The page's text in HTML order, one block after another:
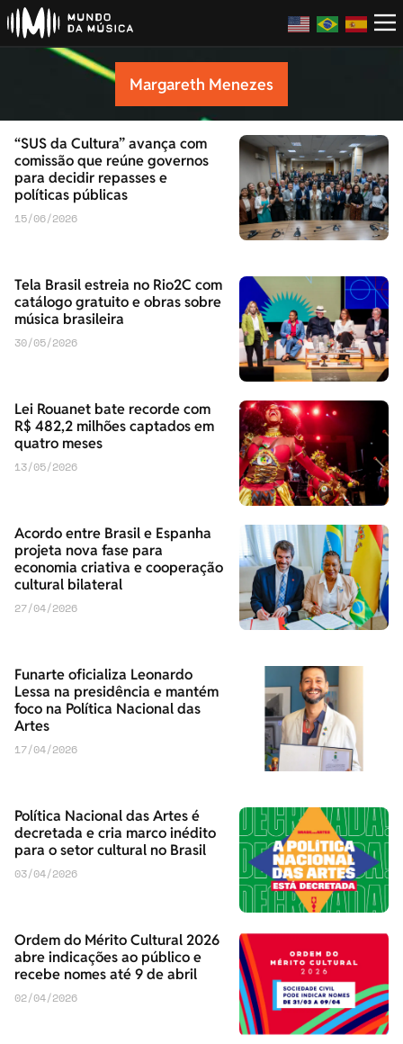
Margareth Menezes
“SUS da Cultura” avança com
comissão que reúne governos
para decidir repasses e
políticas públicas
15/06/2026
Tela Brasil estreia no Rio2C com
catálogo gratuito e obras sobre
música brasileira
30/05/2026
Lei Rouanet bate recorde com
R$ 482,2 milhões captados em
quatro meses
13/05/2026
Acordo entre Brasil e Espanha
projeta nova fase para
economia criativa e cooperação
cultural bilateral
27/04/2026
Funarte oficializa Leonardo
Lessa na presidência e mantém
foco na Política Nacional das
Artes
17/04/2026
Política Nacional das Artes é
decretada e cria marco inédito
para o setor cultural no Brasil
03/04/2026
Ordem do Mérito Cultural 2026
abre indicações ao público e
recebe nomes até 9 de abril
02/04/2026